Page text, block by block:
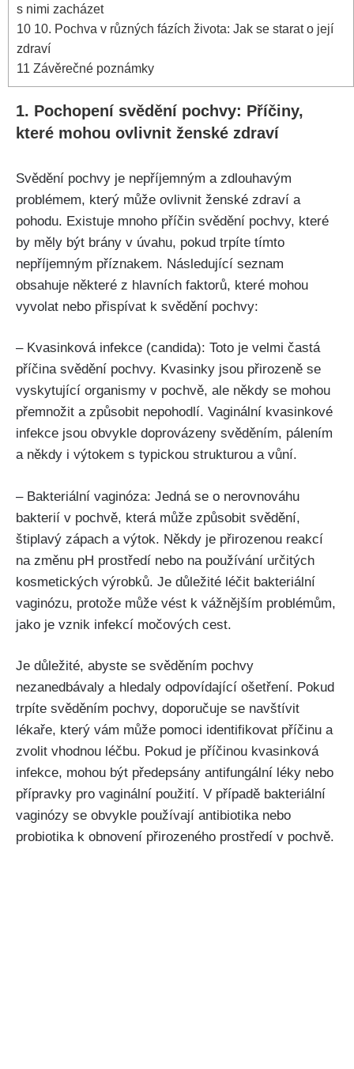
s nimi zacházet
10 10. Pochva v různých fázích života: Jak se starat o‌ její
zdraví
11 Závěrečné‍ poznámky
1.‍ Pochopení svědění pochvy: Příčiny,
které mohou ovlivnit ženské‍ zdraví
Svědění pochvy je nepříjemným a zdlouhavým
problémem, který může ovlivnit ženské zdraví a
pohodu. Existuje‌ mnoho příčin svědění pochvy, které
by měly být brány v úvahu, pokud trpíte tímto
nepříjemným příznakem. Následující seznam
obsahuje některé z hlavních faktorů, které mohou
vyvolat nebo přispívat k svědění pochvy:
– Kvasinková infekce (candida): Toto​ je velmi častá
příčina svědění⁣ pochvy. Kvasinky jsou ⁣přirozeně se
vyskytující ⁤organismy v pochvě, ale někdy se⁢ mohou
přemnožit a způsobit nepohodlí. Vaginální kvasinkové
infekce ⁣jsou obvykle doprovázeny svěděním, pálením
a ‌někdy i výtokem s typickou strukturou a vůní.
– Bakteriální vaginóza: Jedná se o nerovnováhu
bakterií v pochvě, ‌která může způsobit svědění,
štiplavý zápach a výtok. Někdy je přirozenou reakcí
na změnu pH prostředí nebo na používání určitých
kosmetických výrobků. Je důležité ⁣léčit ‍bakteriální
vaginózu, protože může vést k vážnějším problémům,
jako je ​vznik infekcí močových cest.
Je důležité, ‌abyste se svěděním pochvy
⁤nezanedbávaly a hledaly odpovídající ošetření. Pokud​
trpíte svěděním pochvy, doporučuje se navštívit
lékaře, který vám‌ může pomoci identifikovat příčinu a
zvolit vhodnou ⁢léčbu. Pokud je příčinou kvasinková
infekce, mohou být předepsány antifungální léky nebo
⁣přípravky pro vaginální použití. V případě bakteriální
vaginózy se obvykle používají antibiotika⁣ nebo
probiotika k obnovení přirozeného prostředí v pochvě.